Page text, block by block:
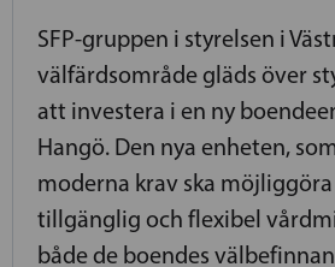
SFP-gruppen i styrelsen i
välfärdsområde gläds över
att investera i en ny
Hangö. Den nya enheten,
moderna krav ska
tillgänglig och flexibel
både de boendes